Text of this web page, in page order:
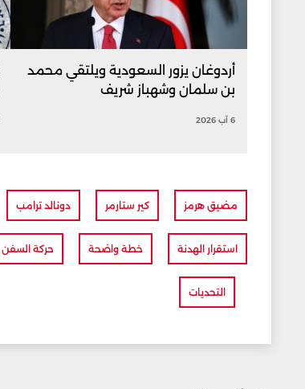
أردوغان يزور السعودية ويلتقي محمد
بن سلمان وشهباز شريف
6 آب 2026
مضيق هرمز كير ستارمر دونالد ترامب
استقرار الهدنة خطة واضحة حركة السفن
التحديات